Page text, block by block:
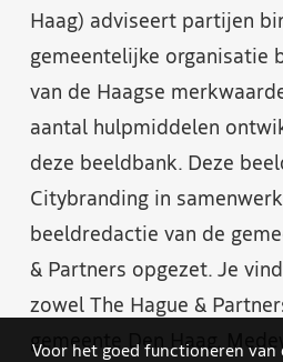
Haag) adviseert partijen
gemeentelijke organisatie
van de Haagse
aantal hulpmiddelen
deze beeldbank. Deze
Citybranding in
beeldredactie van de
& Partners opgezet. Je
zowel The Hague &
gemeente Den Haag.
Voor het goed functioneren van